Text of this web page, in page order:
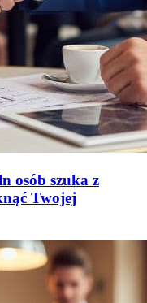
osób szuka z
Twojej